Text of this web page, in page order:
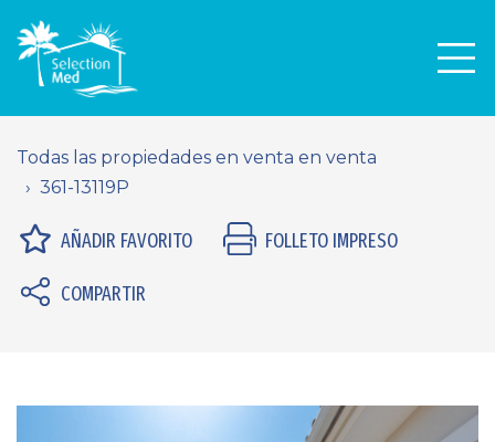
Todas las propiedades en venta en venta
361-13119P
AÑADIR FAVORITO FOLLETO IMPRESO
COMPARTIR